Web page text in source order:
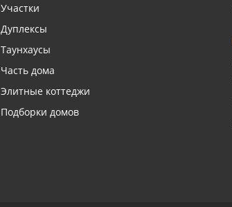
Участки
Дуплексы
Таунхаусы
Часть дома
Элитные коттеджи
Подборки домов